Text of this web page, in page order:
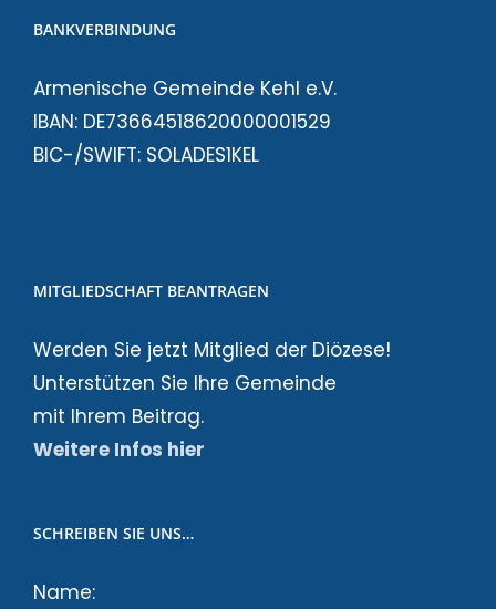
BANKVERBINDUNG
Armenische Gemeinde Kehl e.V.
IBAN: DE73664518620000001529
BIC-/SWIFT: SOLADES1KEL
MITGLIEDSCHAFT BEANTRAGEN
Werden Sie jetzt Mitglied der Diözese!
Unterstützen Sie Ihre Gemeinde
mit Ihrem Beitrag.
Weitere Infos hier
SCHREIBEN SIE UNS…
Name: